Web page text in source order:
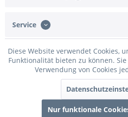
Lieferung zu Hause bin
Antwort nicht gefunden?
Nutze unser Kontaktformular um
zum Kontaktformular
Service
Diese Website verwendet Cookies,
Funktionalität bieten zu können.
Verwendung von Cookies
Nur funktionale